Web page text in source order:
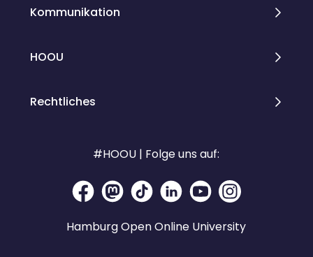
Kommunikation
HOOU
Rechtliches
#HOOU | Folge uns auf:
Hamburg Open Online University